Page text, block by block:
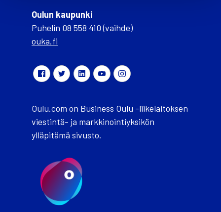
Oulun kaupunki
Puhelin 08 558 410 (vaihde)
ouka.fi
Oulu.com on Business Oulu -liikelaitoksen
viestintä- ja markkinointiyksikön
ylläpitämä sivusto.